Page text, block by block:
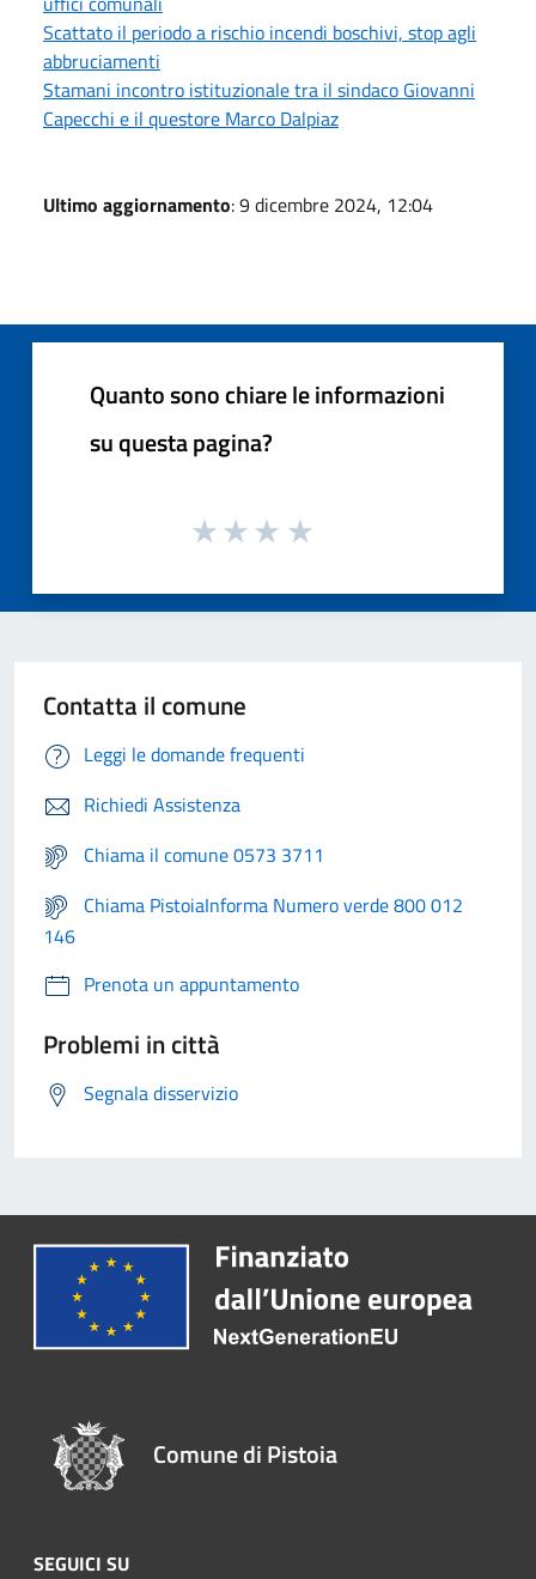
Scattato il periodo a rischio incendi boschivi, stop agli
abbruciamenti
Stamani incontro istituzionale tra il sindaco Giovanni
Capecchi e il questore Marco Dalpiaz
Ultimo aggiornamento: 9 dicembre 2024, 12:04
Quanto sono chiare le informazioni
su questa pagina?
Contatta il comune
Leggi le domande frequenti
Richiedi Assistenza
Chiama il comune 0573 3711
Chiama PistoiaInforma Numero verde 800 012
146
Prenota un appuntamento
Problemi in città
Segnala disservizio
Comune di Pistoia
SEGUICI SU